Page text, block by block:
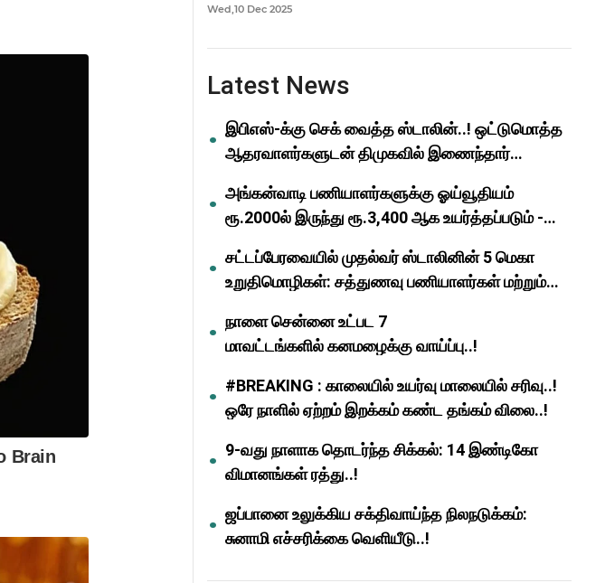
Wed,10 Dec 2025
Latest News
இபிஎஸ்-க்கு செக் வைத்த ஸ்டாலின்..! ஒட்டுமொத்த
ஆதரவாளர்களுடன் திமுகவில் இணைந்தார்
அங்கன்வாடி பணியாளர்களுக்கு ஓய்வூதியம்
ரூ.2000ல் இருந்து ரூ.3,400 ஆக உயர்த்தப்படும் -
சட்டப்பேரவையில் முதல்வர் ஸ்டாலினின் 5 மெகா
உறுதிமொழிகள்: சத்துணவு பணியாளர்கள் மற்றும்
நாளை சென்னை உட்பட 7
மாவட்டங்களில் கனமழைக்கு வாய்ப்பு..!
#BREAKING : காலையில் உயர்வு மாலையில் சரிவு..!
ஒரே நாளில் ஏற்றம் இறக்கம் கண்ட தங்கம் விலை..!
9-வது நாளாக தொடர்ந்த சிக்கல்: 14 இண்டிகோ
விமானங்கள் ரத்து..!
ஜப்பானை உலுக்கிய சக்திவாய்ந்த நிலநடுக்கம்:
சுனாமி எச்சரிக்கை வெளியீடு..!